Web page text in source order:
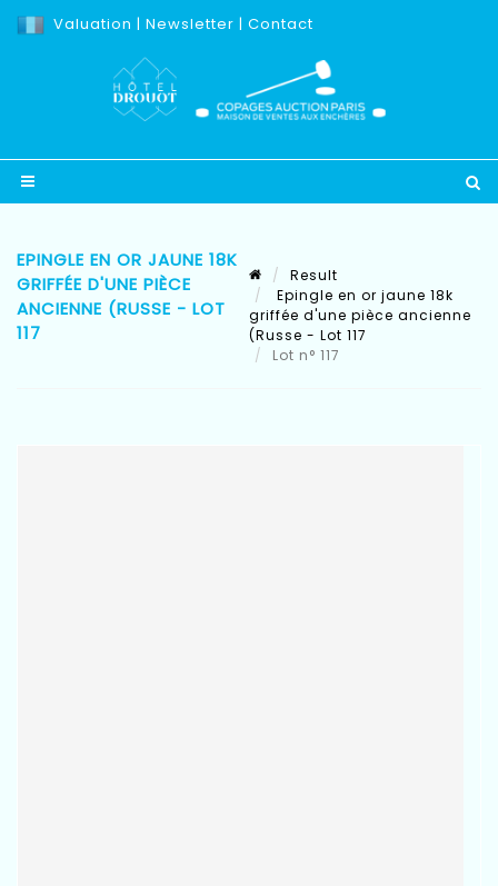
Valuation | Newsletter | Contact
EPINGLE EN OR JAUNE 18K
GRIFFÉE D'UNE PIÈCE
ANCIENNE (RUSSE - LOT
117
Result
Epingle en or jaune 18k
griffée d'une pièce ancienne
(Russe - Lot 117
Lot n° 117